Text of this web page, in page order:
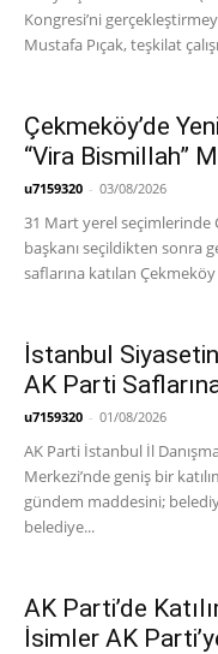
Kongresi’ni
Mustafa Pıçak, teşkilat
Çekmeköy’de
“Vira Bismillah”
u7159320 - 03/08/2026
31 Mart yerel seçimlerinde
başkanı seçildikten sonra
saflarına katılan
İstanbul
AK Parti
u7159320 - 01/08/2026
AK Parti İstanbul İl
Merkezi’nde geniş bir
gündem maddesini;
belediye...
AK Parti’de
İsimler AK